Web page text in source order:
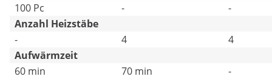
100 Pc
-
-
Anzahl Heizstäbe
-
4
4
Aufwärmzeit
60 min
70 min
-